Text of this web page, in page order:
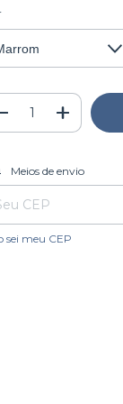
para o CEP:
Meios de envio
sei meu CEP